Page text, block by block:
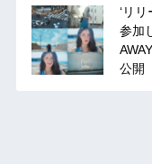
‘リ
参加
公開